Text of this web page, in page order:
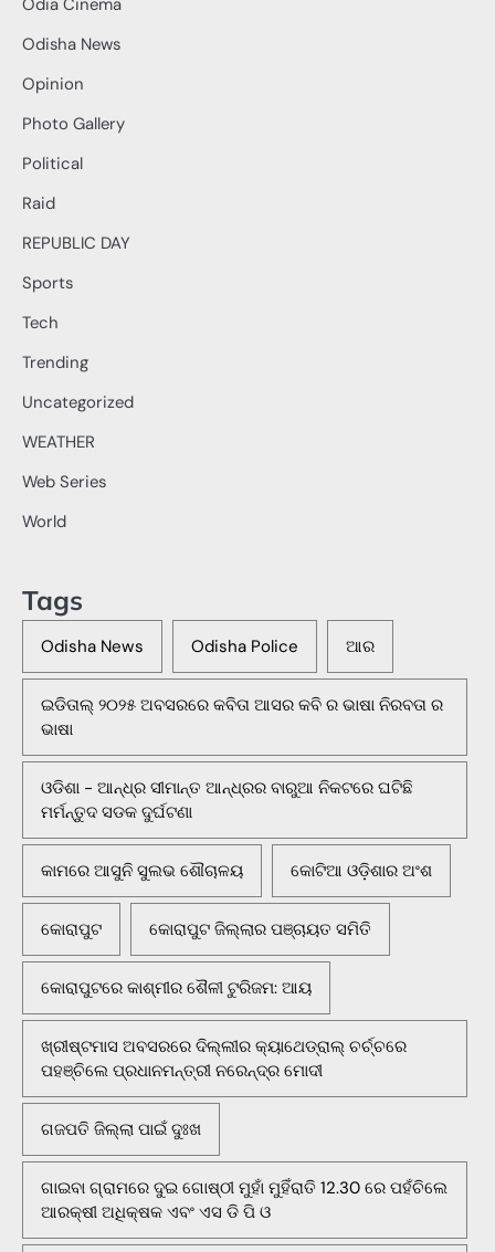
Odia Cinema
Odisha News
Opinion
Photo Gallery
Political
Raid
REPUBLIC DAY
Sports
Tech
Trending
Uncategorized
WEATHER
Web Series
World
Tags
Odisha News Odisha Police ଆର
ଇଡିତାଲ୍ ୨୦୨୫ ଅବସରରେ କବିତା ଆସର କବି ର ଭାଷା ନିରବତା ର
ଭାଷା
ଓଡିଶା - ଆନ୍ଧ୍ର ସୀମାନ୍ତ ଆନ୍ଧ୍ରର ବାରୁଆ ନିକଟରେ ଘଟିଛି
ମର୍ମନ୍ତୁଦ ସଡକ ଦୁର୍ଘଟଣା
କାମରେ ଆସୁନି ସୁଲଭ ଶୌଚାଳୟ କୋଟିଆ ଓଡ଼ିଶାର ଅଂଶ
କୋରାପୁଟ କୋରାପୁଟ ଜିଲ୍ଲାର ପଞ୍ଚାୟତ ସମିତି
କୋରାପୁଟରେ କାଶ୍ମୀର ଶୈଳୀ ଟୁରିଜମ: ଆୟ
ଖ୍ରୀଷ୍ଟମାସ ଅବସରରେ ଦିଲ୍ଲୀର କ୍ୟାଥେଡ୍ରାଲ୍ ଚର୍ଚ୍ଚରେ
ପହଞ୍ଚିଲେ ପ୍ରଧାନମନ୍ତ୍ରୀ ନରେନ୍ଦ୍ର ମୋଦୀ
ଗଜପତି ଜିଲ୍ଲା ପାଇଁ ଦୁଃଖ
ଗାଇବା ଗ୍ରାମରେ ଦୁଇ ଗୋଷ୍ଠୀ ମୁହାଁ ମୁହିଁରାତି 12.30 ରେ ପହଁଚିଲେ
ଆରକ୍ଷୀ ଅଧିକ୍ଷକ ଏବଂ ଏସ ଡି ପି ଓ